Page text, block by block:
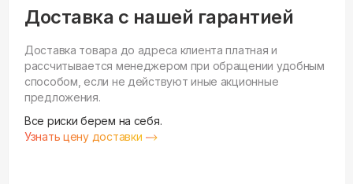
Доставка с нашей гарантией
Доставка товара до адреса клиента платная и
рассчитывается менеджером при обращении удобным
способом, если не действуют иные акционные
предложения.
Все риски берем на себя.
Узнать цену доставки